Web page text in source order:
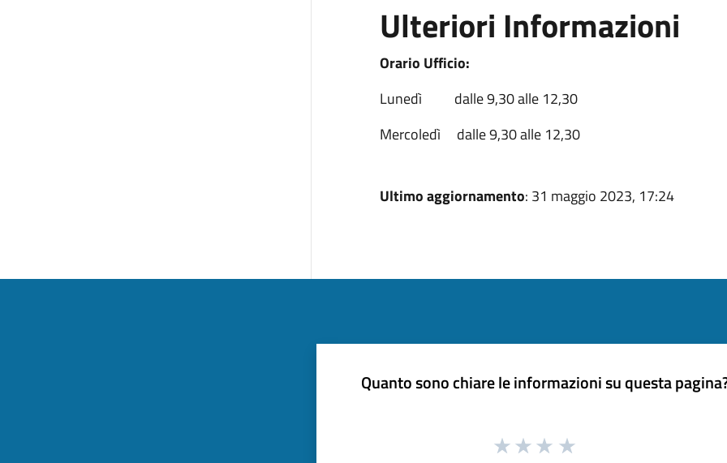
Ulteriori Informazioni
Orario Ufficio:
Lunedì dalle 9,30 alle 12,30
Mercoledì dalle 9,30 alle 12,30
Ultimo aggiornamento: 31 maggio 2023, 17:24
Quanto sono chiare le informazioni su questa